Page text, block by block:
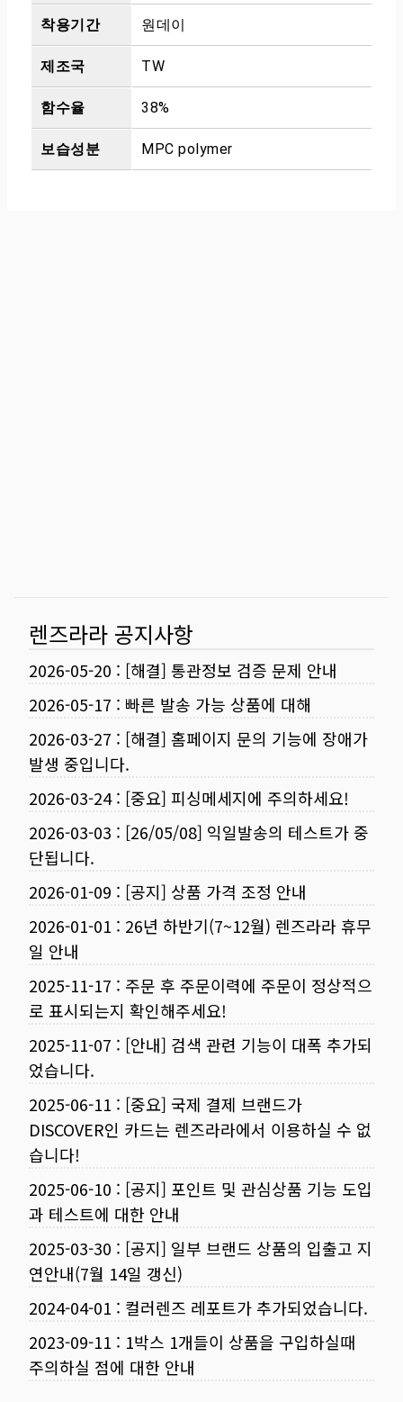
착용기간 원데이
제조국 TW
함수율 38%
보습성분 MPC polymer
렌즈라라 공지사항
2026-05-20 : [해결] 통관정보 검증 문제 안내
2026-05-17 : 빠른 발송 가능 상품에 대해
2026-03-27 : [해결] 홈페이지 문의 기능에 장애가
발생 중입니다.
2026-03-24: [중요] 피싱메세지에 주의하세요!
2026-03-03 : [26/05/08] 익일발송의 테스트가 중
단됩니다.
2026-01-09 : [공지] 상품 가격 조정 안내
2026-01-01 : 26년 하반기(7~12월) 렌즈라라 휴무
일 안내
2025-11-17 : 주문 후 주문이력에 주문이 정상적으
로 표시되는지 확인해주세요!
2025-11-07 : [안내] 검색 관련 기능이 대폭 추가되
었습니다.
2025-06-11 : [중요] 국제 결제 브랜드가
DISCOVER인 카드는 렌즈라라에서 이용하실 수 없
습니다!
2025-06-10 : [공지] 포인트 및 관심상품 기능 도입
과 테스트에 대한 안내
2025-03-30 : [공지] 일부 브랜드 상품의 입출고 지
연안내(7월 14일 갱신)
2024-04-01 : 컬러렌즈 레포트가 추가되었습니다.
2023-09-11 : 1박스 1개들이 상품을 구입하실때
주의하실 점에 대한 안내